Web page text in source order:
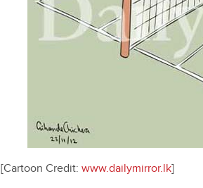
[Cartoon Credit: www.dailymirror.lk]